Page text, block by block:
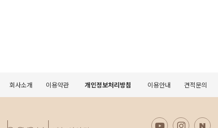
회사소개 이용약관 개인정보처리방침 이용안내 견적문의